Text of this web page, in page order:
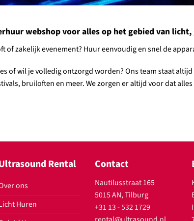
webshop voor alles op het gebied van
of zakelijk evenement? Huur eenvoudig en snel de
of wil je volledig ontzorgd worden? Ons team staat
bruiloften en meer. We zorgen er altijd voor dat
Rental
ons
Huren
Contact
Nautilusstraat 165
5015 AN, Tilburg
+31 13 - 532 1729